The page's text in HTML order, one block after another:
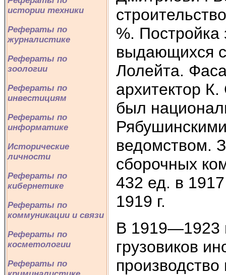
истории техники
Рефераты по
журналистике
Рефераты по
зоологии
Рефераты по
инвестициям
Рефераты по
информатике
Исторические
личности
Рефераты по
кибернетике
Рефераты по
коммуникации и связи
Рефераты по
косметологии
Рефераты по
%. Постройка
выдающихся
Лолейта.
архитектор
был
ведомством.
сборочных
432 ед. в
1919 г.
В 1919—1923
грузовиков